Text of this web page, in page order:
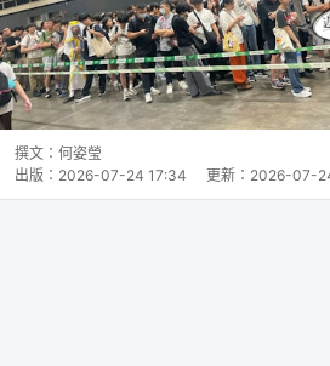
撰文： 何姿瑩
出版： 2026-07-24 17:34 更新： 2026-07-